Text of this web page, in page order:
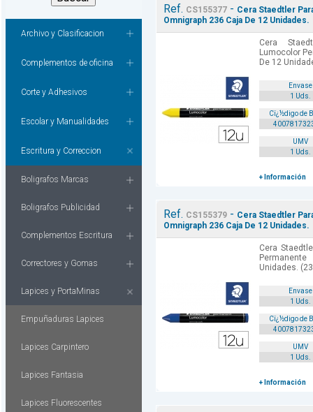
Archivo y Clasificacion
Complementos de oficina
Corte y Adhesivos
Escolar y Manualidades
Escritura y Correccion
Boligrafos Marcas
Boligrafos Publicidad
Complementos Escritura
Correctores y Gomas
Lapices y PortaMinas
Empuñaduras Lapices
Lapices Carpintero
Lapices Fantasia
Lapices Fluorescentes
Ref. CS155377- Cera Staedtler
Omnigraph 236 Caja De 12 Unidades.
Cera
Lumocolor
De 12
Envase
1 Uds.
Cï¿½digo de
UMV
1 Uds.
+ Información
Ref. CS155379- Cera Staedtler
Omnigraph 236 Caja De 12 Unidades.
Cera
Unidades.
Envase
1 Uds.
Cï¿½digo de
UMV
1 Uds.
+ Información